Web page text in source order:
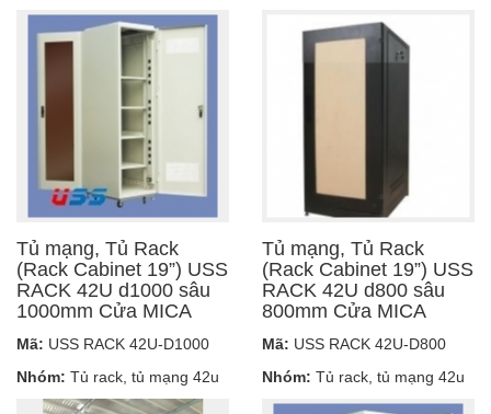
Tủ mạng, Tủ Rack
(Rack Cabinet 19”) USS
RACK 42U d1000 sâu
1000mm Cửa MICA
Mã: USS RACK 42U-D1000
Nhóm: Tủ rack, tủ mạng 42u
Tủ mạng, Tủ Rack
(Rack Cabinet 19”) USS
RACK 42U d800 sâu
800mm Cửa MICA
Mã: USS RACK 42U-D800
Nhóm: Tủ rack, tủ mạng 42u